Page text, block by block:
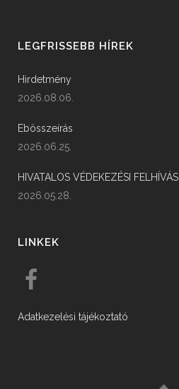
LEGFRISSEBB HÍREK
Hirdetmény
2026.08.06.
Ebösszeírás
2026.06.25.
HIVATALOS VÉDEKEZÉSI FELHÍVÁS
2026.05.28.
LINKEK
Adatkezelési tájékoztató